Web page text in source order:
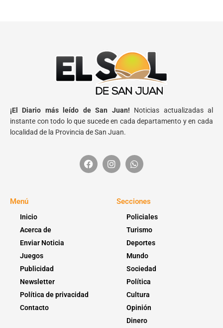
¡El Diario más leído de San Juan! Noticias actualizadas al
instante con todo lo que sucede en cada departamento y en cada
localidad de la Provincia de San Juan.
Menú
Inicio
Acerca de
Enviar Noticia
Juegos
Publicidad
Newsletter
Política de privacidad
Contacto
Secciones
Policiales
Turismo
Deportes
Mundo
Sociedad
Política
Cultura
Opinión
Dinero